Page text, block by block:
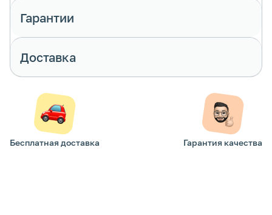
Гарантии
Доставка
Бесплатная доставка Гарантия качества